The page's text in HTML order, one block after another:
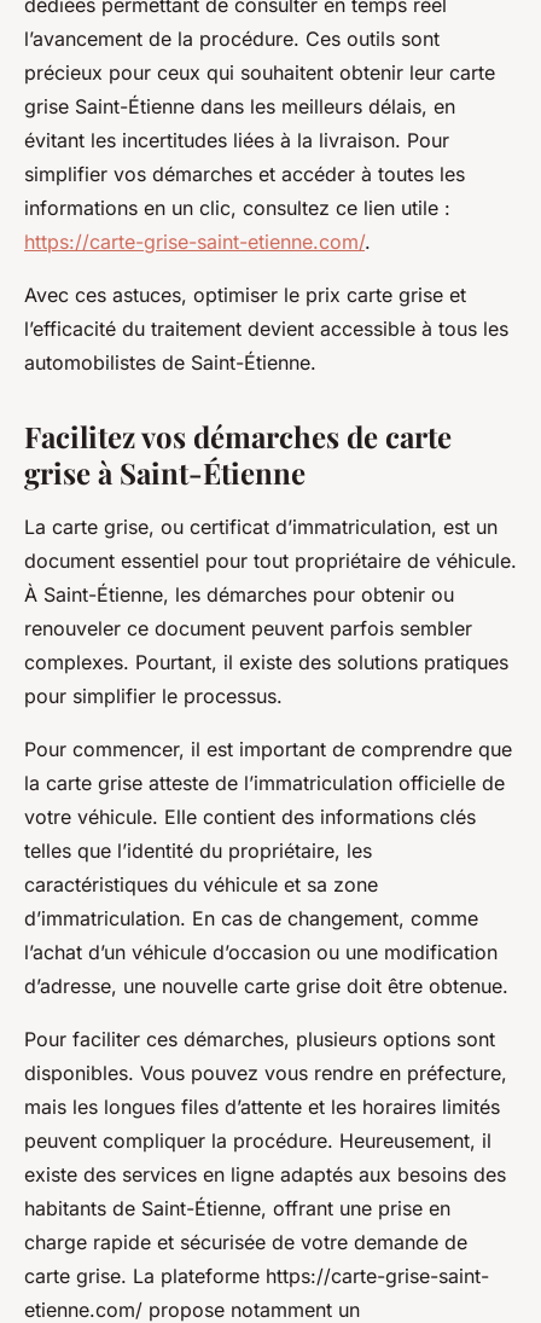
l’avancement de la procédure. Ces outils sont
précieux pour ceux qui souhaitent obtenir leur carte
grise Saint-Étienne dans les meilleurs délais, en
évitant les incertitudes liées à la livraison. Pour
simplifier vos démarches et accéder à toutes les
informations en un clic, consultez ce lien utile :
https://carte-grise-saint-etienne.com/.
Avec ces astuces, optimiser le prix carte grise et
l’efficacité du traitement devient accessible à tous les
automobilistes de Saint-Étienne.
Facilitez vos démarches de carte
grise à Saint-Étienne
La carte grise, ou certificat d’immatriculation, est un
document essentiel pour tout propriétaire de véhicule.
À Saint-Étienne, les démarches pour obtenir ou
renouveler ce document peuvent parfois sembler
complexes. Pourtant, il existe des solutions pratiques
pour simplifier le processus.
Pour commencer, il est important de comprendre que
la carte grise atteste de l’immatriculation officielle de
votre véhicule. Elle contient des informations clés
telles que l’identité du propriétaire, les
caractéristiques du véhicule et sa zone
d’immatriculation. En cas de changement, comme
l’achat d’un véhicule d’occasion ou une modification
d’adresse, une nouvelle carte grise doit être obtenue.
Pour faciliter ces démarches, plusieurs options sont
disponibles. Vous pouvez vous rendre en préfecture,
mais les longues files d’attente et les horaires limités
peuvent compliquer la procédure. Heureusement, il
existe des services en ligne adaptés aux besoins des
habitants de Saint-Étienne, offrant une prise en
charge rapide et sécurisée de votre demande de
carte grise. La plateforme https://carte-grise-saint-
etienne.com/ propose notamment un